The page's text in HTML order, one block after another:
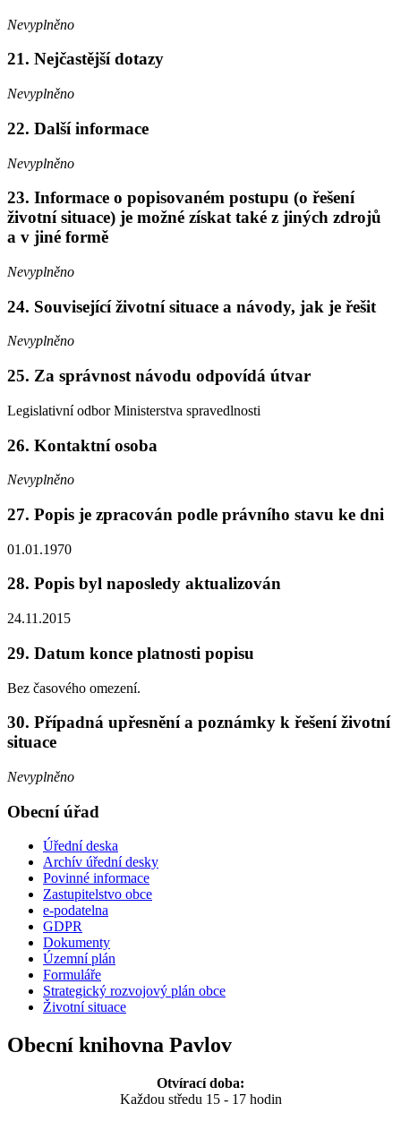
Nevyplněno
21. Nejčastější dotazy
Nevyplněno
22. Další informace
Nevyplněno
23. Informace o popisovaném postupu (o řešení
životní situace) je možné získat také z jiných zdrojů
a v jiné formě
Nevyplněno
24. Související životní situace a návody, jak je řešit
Nevyplněno
25. Za správnost návodu odpovídá útvar
Legislativní odbor Ministerstva spravedlnosti
26. Kontaktní osoba
Nevyplněno
27. Popis je zpracován podle právního stavu ke dni
01.01.1970
28. Popis byl naposledy aktualizován
24.11.2015
29. Datum konce platnosti popisu
Bez časového omezení.
30. Případná upřesnění a poznámky k řešení životní
situace
Nevyplněno
Obecní úřad
Úřední deska
Archív úřední desky
Povinné informace
Zastupitelstvo obce
e-podatelna
GDPR
Dokumenty
Územní plán
Formuláře
Strategický rozvojový plán obce
Životní situace
Obecní knihovna Pavlov
Otvírací doba:
Každou středu 15 - 17 hodin